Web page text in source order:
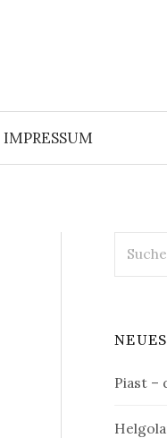
IMPRESSUM
nach:
Piast –